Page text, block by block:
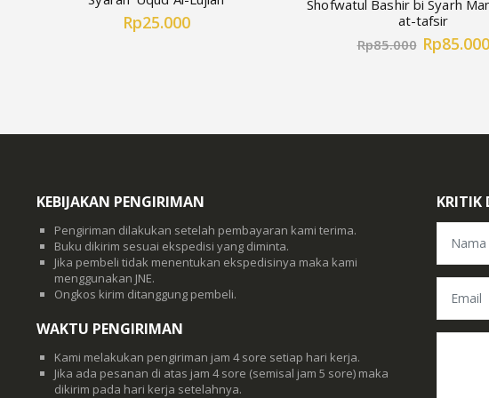
Rp25.000
Shofwatul Bashir bi Syarh
at-tafsir
Rp85.000 Rp85.000
KEBIJAKAN PENGIRIMAN
Pengiriman dilakukan setelah pembayaran kami terima.
Buku dikirim sesuai ekspedisi yang diminta.
Jika pembeli tidak menentukan ekspedisinya maka kami
menggunakan JNE.
Ongkos kirim ditanggung pembeli.
WAKTU PENGIRIMAN
Kami melakukan pengiriman jam 4 sore setiap hari kerja.
Jika ada pesanan di atas jam 4 sore (semisal jam 5 sore) maka
dikirim pada hari kerja setelahnya.
KRITIK